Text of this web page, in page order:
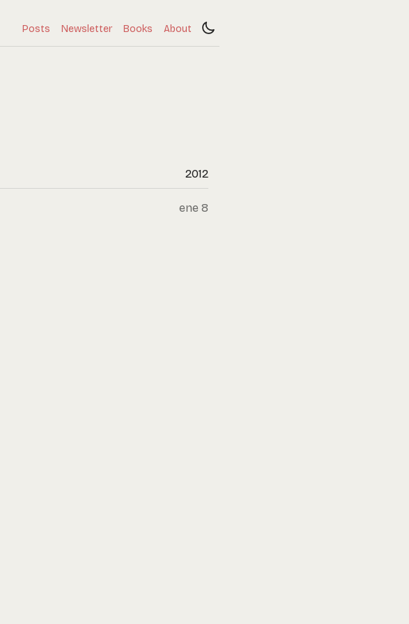
Posts Newsletter Books About
2012
ene 8